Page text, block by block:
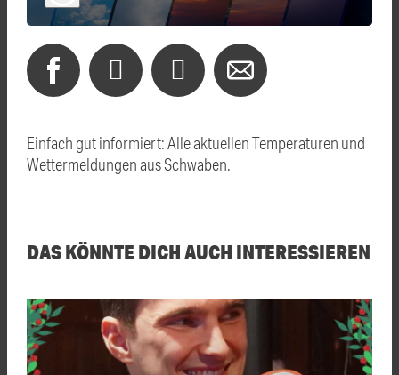
Einfach gut informiert: Alle aktuellen Temperaturen und
Wettermeldungen aus Schwaben.
DAS KÖNNTE DICH AUCH INTERESSIEREN